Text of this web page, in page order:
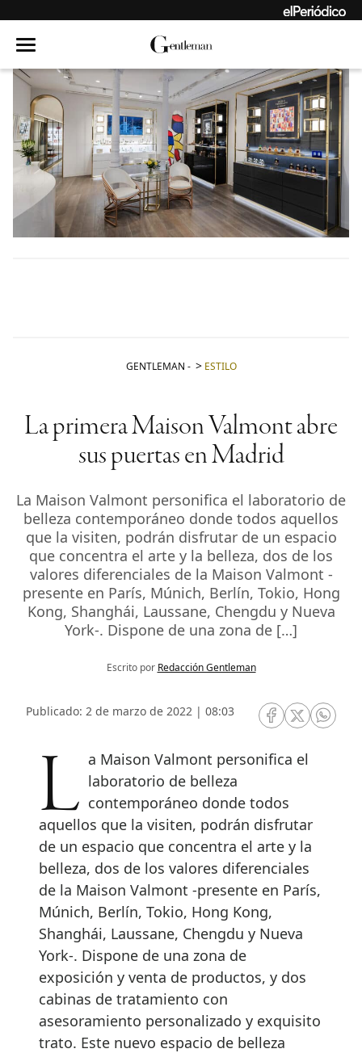
GENTLEMAN - ESTILO
La primera Maison Valmont abre
sus puertas en Madrid
La Maison Valmont personifica el laboratorio de
belleza contemporáneo donde todos aquellos
que la visiten, podrán disfrutar de un espacio
que concentra el arte y la belleza, dos de los
valores diferenciales de la Maison Valmont -
presente en París, Múnich, Berlín, Tokio, Hong
Kong, Shanghái, Laussane, Chengdu y Nueva
York-. Dispone de una zona de […]
Escrito por Redacción Gentleman
Publicado: 2 de marzo de 2022 | 08:03
RRSS Facebook
RRSSRRSS
La Maison Valmont personifica el laboratorio de belleza
contemporáneo donde todos
aquellos que la visiten, podrán disfrutar
de un espacio que concentra el arte y la
belleza, dos de los valores diferenciales
de la Maison Valmont -presente en París,
Múnich, Berlín, Tokio, Hong Kong,
Shanghái, Laussane, Chengdu y Nueva
York-. Dispone de una zona de
exposición y venta de productos, y dos
cabinas de tratamiento con
asesoramiento personalizado y exquisito
trato. Este nuevo espacio de belleza